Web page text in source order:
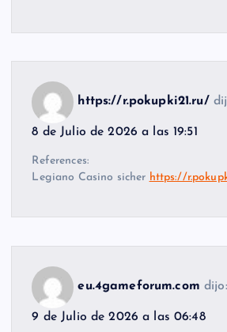
https://r.pokupki21.ru/
8 de Julio de 2026 a las 19:51
References:
Legiano Casino sicher https://
eu.4gameforum.com dijo:
9 de Julio de 2026 a las 06:48